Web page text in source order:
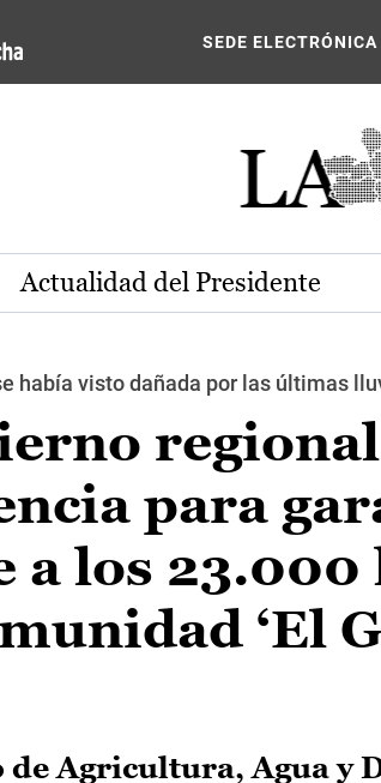
SEDE ELECTRÓNICA
Actualidad del Presidente
había visto dañada por las últimas
para
a los 23.000
‘El
de Agricultura, Agua y